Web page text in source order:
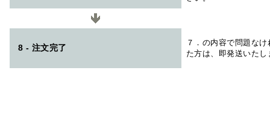
8 - 注文完了
７．の内容で問題な
た方は、即発送いたし